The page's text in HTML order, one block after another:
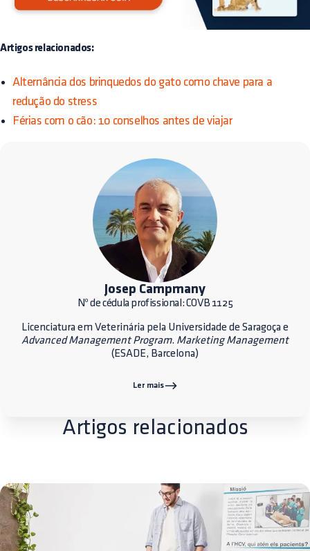
Artigos relacionados:
Alternância dos brinquedos do gato como chave para a
redução do stress
Férias com o cão: 10 conselhos antes de viajar
Josep Campmany
Nº de cédula profissional: COVB 1125
Licenciatura em Veterinária pela Universidade de Saragoça e
Advanced Management Program. Marketing Management
(ESADE, Barcelona)
Ler mais
Artigos relacionados